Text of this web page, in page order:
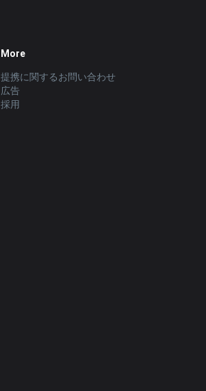
More
提携に関するお問い合わせ
広告
採用